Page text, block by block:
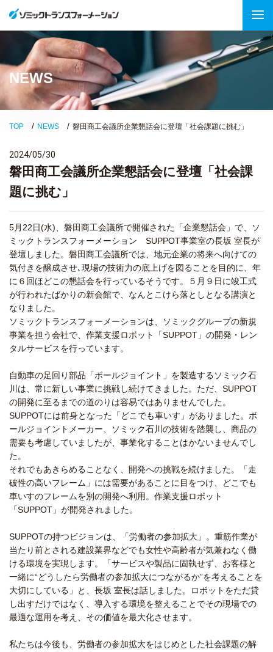
NEWS
TOP NEWS 磐田商工会議所企業懇話会に登壇「社会課題に挑む」
2024/05/30
磐田商工会議所企業懇話会に登壇「社会課
題に挑む」
5月22日(水)、磐田商工会議所で開催された「企業懇話会」で、ソ
ミックトランスフォーメーション SUPPOT事業室の長坂 室長が
登壇しました。磐田商工会議所では、地元企業の将来へ向けての
気付きを醸成させ､現場の技術力の底上げを図ることを目的に、年
に６回ほどこの懇話会を行っているそうです。５月９日に竣工式
が行われたばかりの新会館で、なんとこけら落としとなる講演と
なりました。
ソミックトランスフォーメーションは、ソミックグループの新規
事業を担う会社で、作業支援ロボット「SUPPOT」の開発・レン
タルサービスを行っています。
自動車の足回り部品「ボールジョイント」を製造するソミック石
川は、常に新しい事業に挑戦し続けてきました。ただ、SUPPOT
の開発に至るまでの道のりは容易ではありませんでした。
SUPPOTには前身となった「どこでも車いす」がありました。ボ
ールジョイントメーカー、ソミック石川の技術を踏襲し、商品の
需要も考慮していましたが、事業化することはかないませんでし
た。
それでもあきらめることなく、開発への挑戦を続けました。「走
破性の高いフレーム」には需要があることに目をつけ、どこでも
車いすのフレームを別の開発へ利用。作業支援ロボット
「SUPPOT」が開発されました。
SUPPOTの持つビジョンは、「労働者の参加拡大」。重筋作業が
当たり前とされる建設業界などでも女性や高齢者が気兼ねなく働
ける環境を実現します。「サービスや製品に固執せず、お客様と
一緒に“どうしたら労働者の参加拡大につながるか”を考えることを
大切にしている」と、長坂 室長は話しました。ロボットをただ貸
し出すだけではなく、導入する環境を整えることでその現場での
最適な運用を考え、その価値を最大化させます。
私たちは今後も、労働者の参加拡大をはじめとした社会課題の解